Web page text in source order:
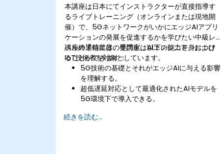
本講座は日本にてインストラクターが直接指導す
るライブトレーニング（オンラインまたは現地開
催）で、5GネットワークがいかにエッジAIアプリ
ケーションの発展を促進するかを学びたい中級レ
ベルの通信業界の専門家、AIエンジニア、および
IoT技術者を対象としています。
講座終了時には、受講生は以下の能力を身につけ
ることができます：
5G技術の基礎とそれがエッジAIに与える影響
を理解する。
超低遅延対応として最適化されたAIモデルを
5G環境下で導入できる。
意思決定システムを実装できる。
続きを読む...